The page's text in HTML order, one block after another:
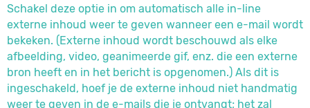
Schakel deze optie in om automatisch alle in-line
externe inhoud weer te geven wanneer een e-mail wordt
bekeken. (Externe inhoud wordt beschouwd als elke
afbeelding, video, geanimeerde gif, enz. die een externe
bron heeft en in het bericht is opgenomen.) Als dit is
ingeschakeld, hoef je de externe inhoud niet handmatig
weer te geven in de e-mails die je ontvangt; het zal